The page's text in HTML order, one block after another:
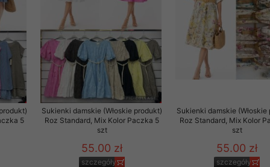
5
Sukienki damskie (Włoskie produkt)
Roz Standard, Mix Kolor Paczka 5
szt
55.00 zł
szczegóły
Sukienki damskie (Włoskie
Roz Standard, Mix Kolor
szt
55.00 zł
szczegóły
zgodę. Dotyczy to w
przez nas linka
i nowościach w
danych